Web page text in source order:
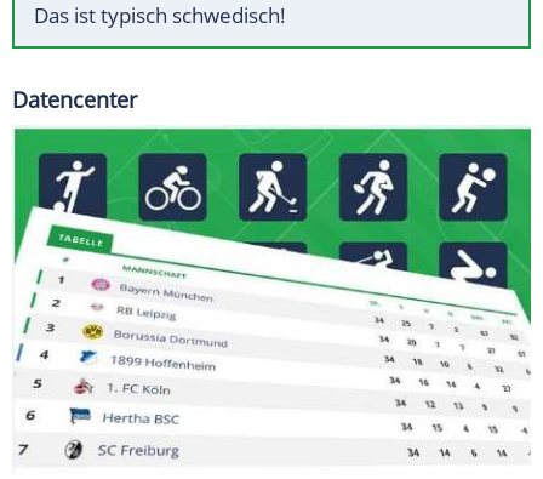
Das ist typisch schwedisch!
Datencenter